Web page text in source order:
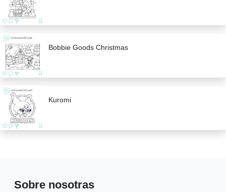
Bobbie Goods Christmas
Kuromi
Sobre nosotras